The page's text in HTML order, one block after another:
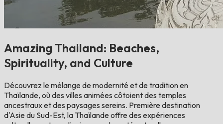
Amazing Thailand: Beaches,
Spirituality, and Culture
Découvrez le mélange de modernité et de tradition en
Thaïlande, où des villes animées côtoient des temples
ancestraux et des paysages sereins. Première destination
d'Asie du Sud-Est, la Thaïlande offre des expériences